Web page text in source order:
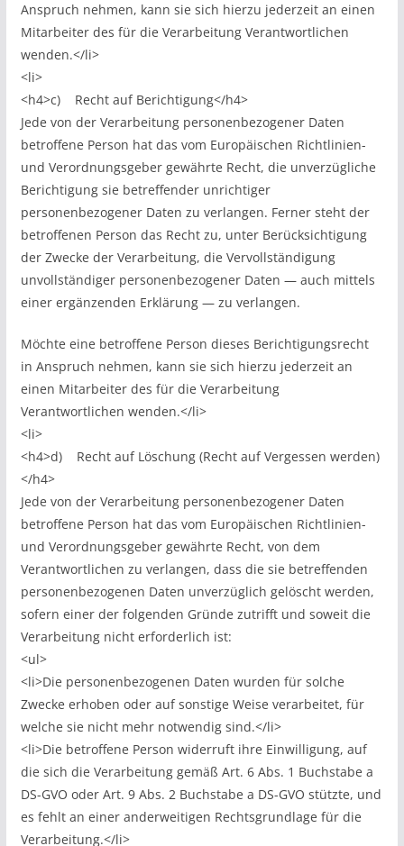
Anspruch nehmen, kann sie sich hierzu jederzeit an einen
Mitarbeiter des für die Verarbeitung Verantwortlichen
wenden.</li>
<li>
<h4>c) Recht auf Berichtigung</h4>
Jede von der Verarbeitung personenbezogener Daten
betroffene Person hat das vom Europäischen Richtlinien-
und Verordnungsgeber gewährte Recht, die unverzügliche
Berichtigung sie betreffender unrichtiger
personenbezogener Daten zu verlangen. Ferner steht der
betroffenen Person das Recht zu, unter Berücksichtigung
der Zwecke der Verarbeitung, die Vervollständigung
unvollständiger personenbezogener Daten — auch mittels
einer ergänzenden Erklärung — zu verlangen.
Möchte eine betroffene Person dieses Berichtigungsrecht
in Anspruch nehmen, kann sie sich hierzu jederzeit an
einen Mitarbeiter des für die Verarbeitung
Verantwortlichen wenden.</li>
<li>
<h4>d) Recht auf Löschung (Recht auf Vergessen werden)
</h4>
Jede von der Verarbeitung personenbezogener Daten
betroffene Person hat das vom Europäischen Richtlinien-
und Verordnungsgeber gewährte Recht, von dem
Verantwortlichen zu verlangen, dass die sie betreffenden
personenbezogenen Daten unverzüglich gelöscht werden,
sofern einer der folgenden Gründe zutrifft und soweit die
Verarbeitung nicht erforderlich ist:
<ul>
<li>Die personenbezogenen Daten wurden für solche
Zwecke erhoben oder auf sonstige Weise verarbeitet, für
welche sie nicht mehr notwendig sind.</li>
<li>Die betroffene Person widerruft ihre Einwilligung, auf
die sich die Verarbeitung gemäß Art. 6 Abs. 1 Buchstabe a
DS-GVO oder Art. 9 Abs. 2 Buchstabe a DS-GVO stützte, und
es fehlt an einer anderweitigen Rechtsgrundlage für die
Verarbeitung.</li>